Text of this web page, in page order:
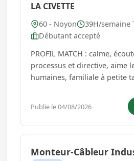
LA CIVETTE
60 - Noyon
39H/semaine
Débutant accepté
PROFIL MATCH : calme,
processus et directive, aime
humaines, familiale à petite taille Nos
SANDWICHERIE, LIBRAIRIE,
ACCESSOIRS... Opportunité CDI à long terme
Augmentation semestre,
Publie le 04/08/2026
Monteur-Câbleur